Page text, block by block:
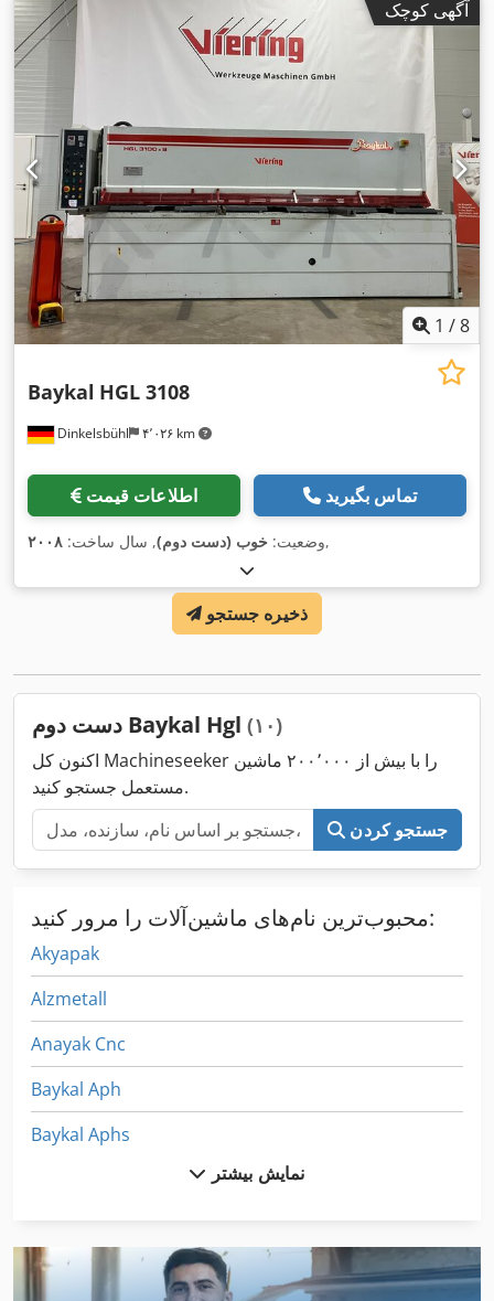
آگهی کوچک
1 /8
Dinkelsbühl ۴٬۰۲۶ km
Baykal HGL 3108
اطلاعات قیمت تماس بگیرید
وضعیت: خوب (دست دوم), سال ساخت: ۲۰۰۸ ,
ذخیره جستجو
دست دوم Baykal Hgl (۱۰)
اکنون کل Machineseeker را با بیش از ۲۰۰٬۰۰۰ ماشین
مستعمل جستجو کنید.
جستجو کردن
محبوب‌ترین نام‌های ماشین‌آلات را مرور کنید:
Akyapak
Alzmetall
Anayak Cnc
Baykal Aph
Baykal Aphs
Haco Hslx 3013
نمایش بیشتر